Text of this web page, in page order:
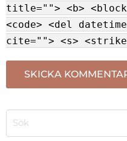
title=""> <b>
<code> <del
cite=""> <s>